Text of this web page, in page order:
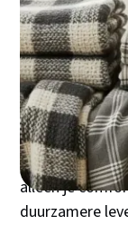
Een plaid is
veelzijdige
en stijl samen
zoek bent naar
filmavonden
slaapkamer, of
meegaat - de
alleen je
duurzamere